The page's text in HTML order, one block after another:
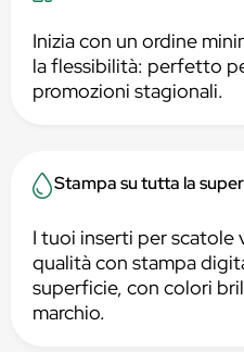
Inizia con un ordine
la flessibilità: perfetto
promozioni stagionali.
Stampa su tutta la
I tuoi inserti per scatole
qualità con stampa
superficie, con colori
marchio.